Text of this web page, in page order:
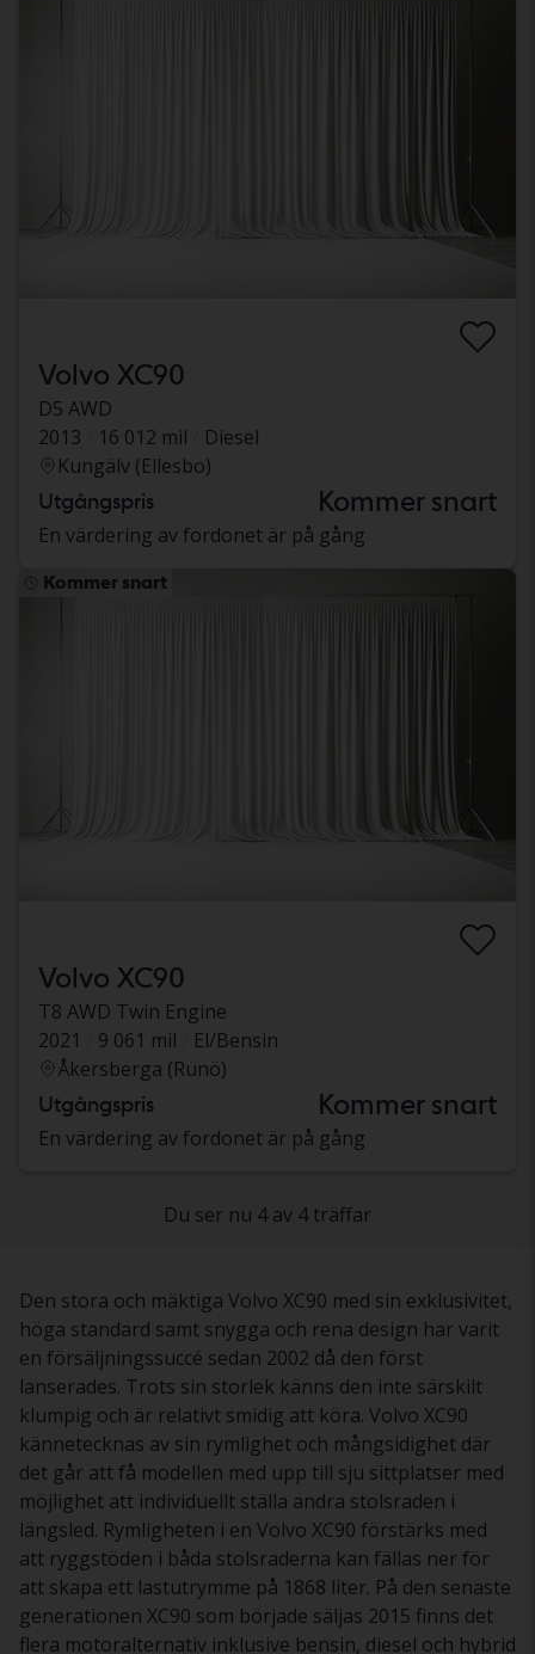
Volvo XC90
D5 AWD
2013
16 012 mil
Diesel
Kungälv (Ellesbo)
Utgångspris Kommer snart
En värdering av fordonet är på gång
Kommer snart
Volvo XC90
T8 AWD Twin Engine
2021
9 061 mil
El/Bensin
Åkersberga (Runö)
Utgångspris Kommer snart
En värdering av fordonet är på gång
Du ser nu 4 av 4 träffar
Den stora och mäktiga Volvo XC90 med sin exklusivitet,
höga standard samt snygga och rena design har varit
en försäljningssuccé sedan 2002 då den först
lanserades. Trots sin storlek känns den inte särskilt
klumpig och är relativt smidig att köra. Volvo XC90
kännetecknas av sin rymlighet och mångsidighet där
det går att få modellen med upp till sju sittplatser med
möjlighet att individuellt ställa andra stolsraden i
längsled. Rymligheten i en Volvo XC90 förstärks med
att ryggstöden i båda stolsraderna kan fällas ner för
att skapa ett lastutrymme på 1868 liter. På den senaste
generationen XC90 som började säljas 2015 finns det
flera motoralternativ inklusive bensin, diesel och hybrid